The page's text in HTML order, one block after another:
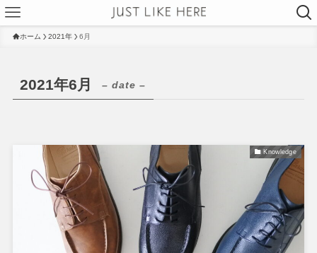
ホーム 2021年 6月
2021年6月 – date –
Knowledge